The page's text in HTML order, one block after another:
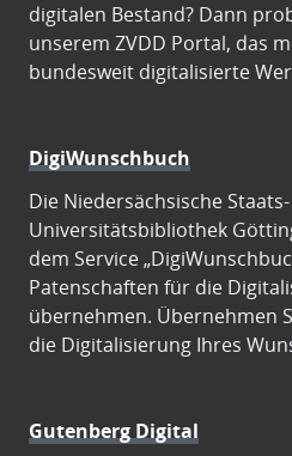
digitalen Bestand? Dann
unserem ZVDD Portal, das
bundesweit digitalisierte
DigiWunschbuch
Die Niedersächsische
Universitätsbibliothek
dem Service
Patenschaften für die
übernehmen. Übernehmen
die Digitalisierung Ihres
Gutenberg Digital